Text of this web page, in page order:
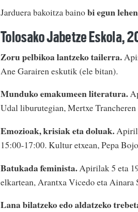
Jarduera bakoitza bainobi egun
Tolosako Jabetze Eskola,
Zoru pelbikoa lantzeko tailerra.
Ane Garairen eskutik (ele bitan).
Munduko emakumeen literatura.
Udal liburutegian, Mertxe
Emozioak, krisiak eta doluak.
15:00-17:00. Kultur etxean, Pepa
Batukada feminista. Apirilak 5 eta
elkartean, Arantxa Vicedo eta Ainara
Lana bilatzeko edo aldatzeko